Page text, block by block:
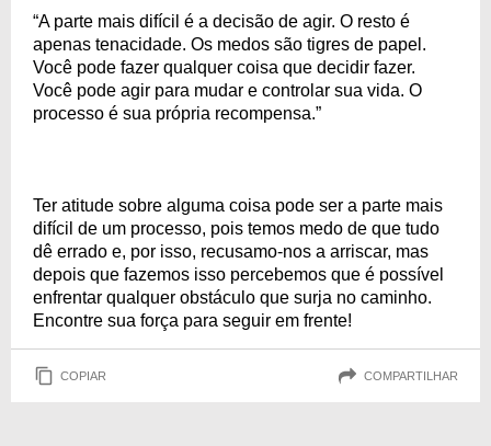
“A parte mais difícil é a decisão de agir. O resto é
apenas tenacidade. Os medos são tigres de papel.
Você pode fazer qualquer coisa que decidir fazer.
Você pode agir para mudar e controlar sua vida. O
processo é sua própria recompensa.”
Ter atitude sobre alguma coisa pode ser a parte mais
difícil de um processo, pois temos medo de que tudo
dê errado e, por isso, recusamo-nos a arriscar, mas
depois que fazemos isso percebemos que é possível
enfrentar qualquer obstáculo que surja no caminho.
Encontre sua força para seguir em frente!
COPIAR COMPARTILHAR